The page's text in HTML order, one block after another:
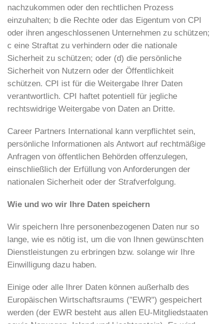
nachzukommen oder den rechtlichen Prozess
einzuhalten; b die Rechte oder das Eigentum von CPI
oder ihren angeschlossenen Unternehmen zu schützen;
c eine Straftat zu verhindern oder die nationale
Sicherheit zu schützen; oder (d) die persönliche
Sicherheit von Nutzern oder der Öffentlichkeit
schützen. CPI ist für die Weitergabe Ihrer Daten
verantwortlich. CPI haftet potentiell für jegliche
rechtswidrige Weitergabe von Daten an Dritte.
Career Partners International kann verpflichtet sein,
persönliche Informationen als Antwort auf rechtmäßige
Anfragen von öffentlichen Behörden offenzulegen,
einschließlich der Erfüllung von Anforderungen der
nationalen Sicherheit oder der Strafverfolgung.
Wie und wo wir Ihre Daten speichern
Wir speichern Ihre personenbezogenen Daten nur so
lange, wie es nötig ist, um die von Ihnen gewünschten
Dienstleistungen zu erbringen bzw. solange wir Ihre
Einwilligung dazu haben.
Einige oder alle Ihrer Daten können außerhalb des
Europäischen Wirtschaftsraums ("EWR") gespeichert
werden (der EWR besteht aus allen EU-Mitgliedstaaten